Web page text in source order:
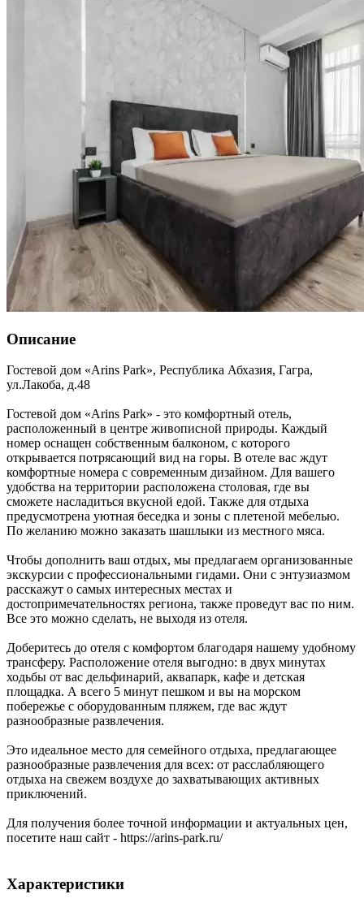
Описание
Гостевой дом «Arins Park», Республика Абхазия, Гагра,
ул.Лакоба, д.48
Гостевой дом «Arins Park» - это комфортный отель,
расположенный в центре живописной природы. Каждый
номер оснащен собственным балконом, с которого
открывается потрясающий вид на горы. В отеле вас ждут
комфортные номера с современным дизайном. Для вашего
удобства на территории расположена столовая, где вы
сможете насладиться вкусной едой. Также для отдыха
предусмотрена уютная беседка и зоны с плетеной мебелью.
По желанию можно заказать шашлыки из местного мяса.
Чтобы дополнить ваш отдых, мы предлагаем организованные
экскурсии с профессиональными гидами. Они с энтузиазмом
расскажут о самых интересных местах и
достопримечательностях региона, также проведут вас по ним.
Все это можно сделать, не выходя из отеля.
Доберитесь до отеля с комфортом благодаря нашему удобному
трансферу. Расположение отеля выгодно: в двух минутах
ходьбы от вас дельфинарий, аквапарк, кафе и детская
площадка. А всего 5 минут пешком и вы на морском
побережье с оборудованным пляжем, где вас ждут
разнообразные развлечения.
Это идеальное место для семейного отдыха, предлагающее
разнообразные развлечения для всех: от расслабляющего
отдыха на свежем воздухе до захватывающих активных
приключений.
Для получения более точной информации и актуальных цен,
посетите наш сайт - https://arins-park.ru/
Характеристики